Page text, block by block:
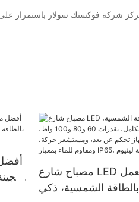
مصباح شارع LED يعمل
بالطاقة الشمسية، ذكي